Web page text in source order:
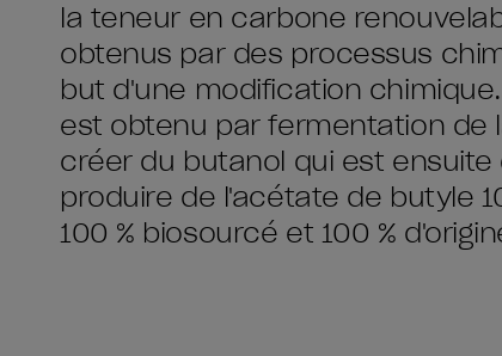
la teneur en carbone
obtenus par des processus
but d'une modification
est obtenu par fermentation de
créer du butanol qui est
produire de l'acétate de butyle
100 % biosourcé et 100 %